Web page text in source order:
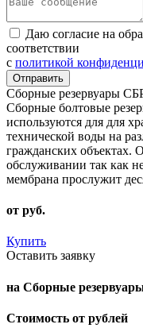
Даю согласие на
соответствии
с политикой
Сборные резервуары
Сборные болтовые
используются для для
технической воды на
гражданских объектах.
обслуживании так как
мембрана прослужит
от руб.
Купить
Оставить заявку
на Сборные
Стоимость от рублей